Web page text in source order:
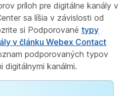
príloh pre digitálne kanály v
sa líšia v závislosti od
si Podporované typy
v článku Webex Contact
podporovaných typov
digitálnymi kanálmi.